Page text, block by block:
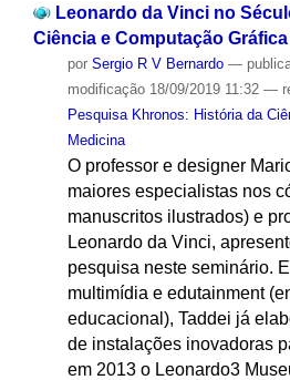
Leonardo da Vinci no
Ciência e Computação Gráfica
por Sergio R V Bernardo —
modificação18/09/2019 11:32 —
Pesquisa Khronos: História da
Medicina
O professor e designer
maiores especialistas nos
manuscritos ilustrados) e
Leonardo da Vinci,
pesquisa neste seminário.
multimídia e edutainment
educacional), Taddei já
de instalações inovadoras
em 2013 o Leonardo3